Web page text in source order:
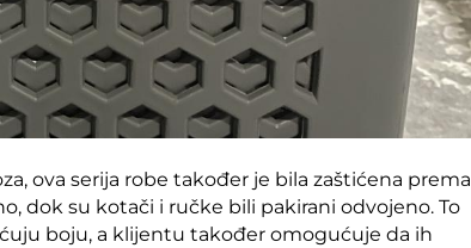
ova serija robe također je bila zaštićena prema
dok su kotači i ručke bili pakirani odvojeno. To
boju, a klijentu također omogućuje da ih